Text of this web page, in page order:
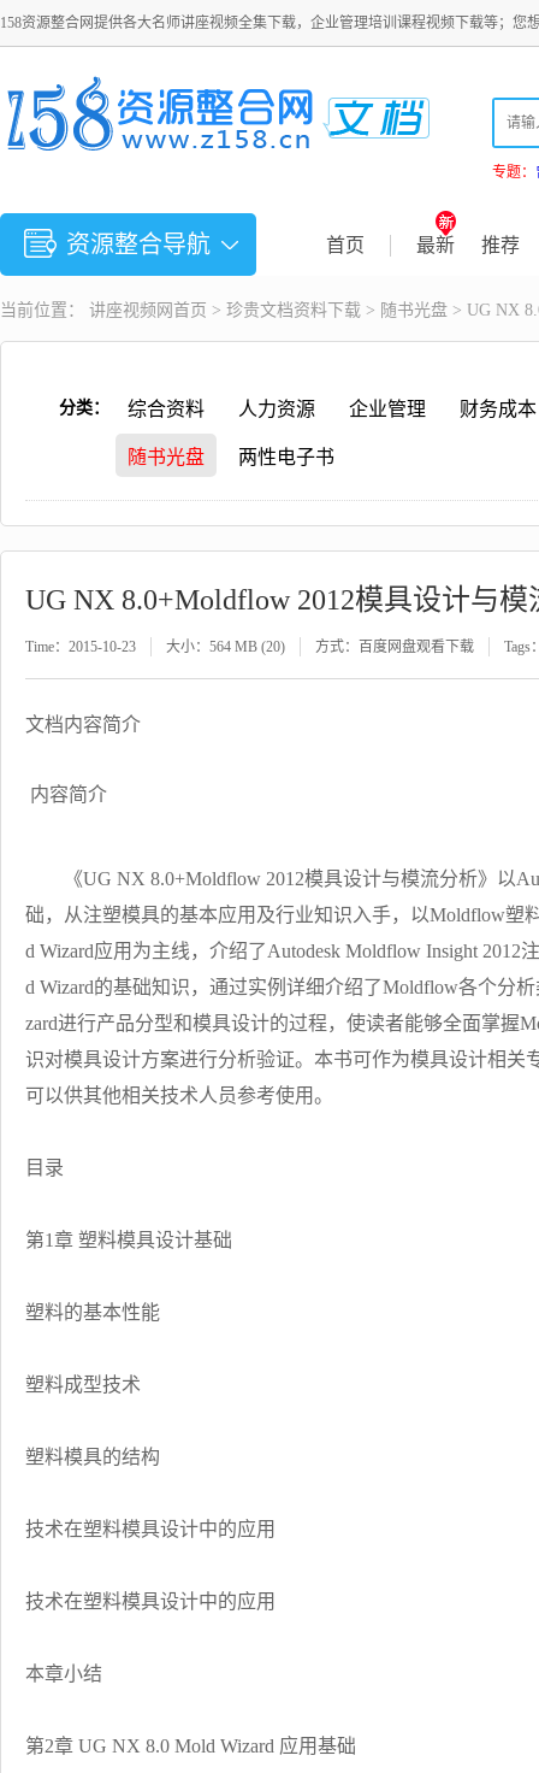
158资源整合网提供各大名师讲座视频全集下载，企业管理培训课程视频下载等；您
专题：
资源整合导航 首页 最新 推荐
当前位置： 讲座视频 网首页 > 珍贵文档资料下载 > 随书光盘 > UG NX
分类： 综合资料 人力资源 企业管理 财务成本
随书光盘 两性电子书
UG NX 8.0+Moldflow 2012模具设计与模
Time：2015-10-23 大小：564 MB (20) 方式：百度网盘观看下载 Tags
文档内容简介
内容简介
《UG NX 8.0+Moldflow 2012模具设计与模流分析》以
础，从注塑模具的基本应用及行业知识入手，以Moldflow塑
d Wizard应用为主线，介绍了Autodesk Moldflow Insight
d Wizard的基础知识，通过实例详细介绍了Moldflow各个分
zard进行产品分型和模具设计的过程，使读者能够全面掌握
识对模具设计方案进行分析验证。本书可作为模具设计相
可以供其他相关技术人员参考使用。
目录
第1章 塑料模具设计基础
塑料的基本性能
塑料成型技术
塑料模具的结构
技术在塑料模具设计中的应用
技术在塑料模具设计中的应用
本章小结
第2章 UG NX 8.0 Mold Wizard 应用基础